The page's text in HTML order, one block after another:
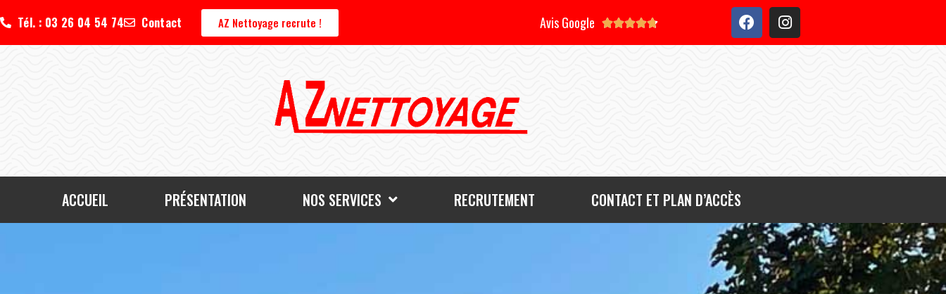
Tél. : 03 26 04 54 74 Contact AZ Nettoyage recrute ! Avis Google 
ACCUEIL PRÉSENTATION NOS SERVICES RECRUTEMENT CONTACT ET PLAN D’ACCÈS